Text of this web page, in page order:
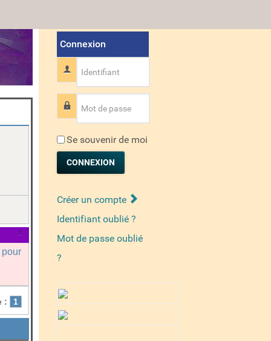
×
: 1
Connexion
Identifiant
Mot de passe
Se souvenir de moi
CONNEXION
Créer un compte
Identifiant oublié ?
Mot de passe oublié
?